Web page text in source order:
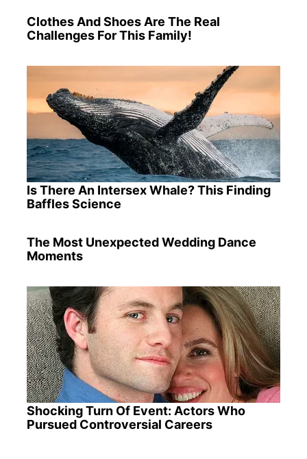
Clothes And Shoes Are The Real
Challenges For This Family!
Is There An Intersex Whale? This Finding
Baffles Science
The Most Unexpected Wedding Dance
Moments
Shocking Turn Of Event: Actors Who
Pursued Controversial Careers